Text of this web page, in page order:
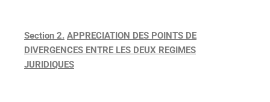
Section 2. APPRECIATION DES POINTS DE
DIVERGENCES ENTRE LES DEUX REGIMES
JURIDIQUES